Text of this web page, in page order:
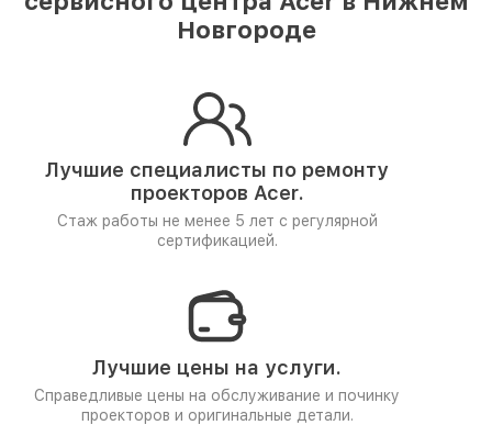
Новгороде
Лучшие специалисты по ремонту
проекторов Acer.
Стаж работы не менее 5 лет с регулярной
сертификацией.
Лучшие цены на услуги.
Справедливые цены на обслуживание и починку
проекторов и оригинальные детали.